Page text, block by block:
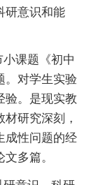
研意识和能
课题《初中
。对学生实验
验。是现实教
研究深刻，
成性问题的经
多篇。